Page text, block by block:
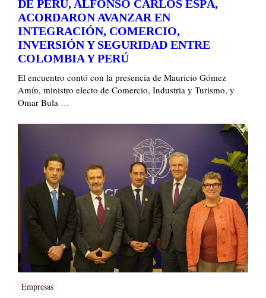
DE PERÚ, ALFONSO CARLOS ESPÁ,
ACORDARON AVANZAR EN
INTEGRACIÓN, COMERCIO,
INVERSIÓN Y SEGURIDAD ENTRE
COLOMBIA Y PERÚ
El encuentro contó con la presencia de Mauricio Gómez
Amín, ministro electo de Comercio, Industria y Turismo, y
Omar Bula …
Empresas